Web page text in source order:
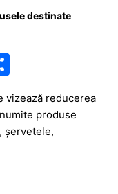
destinate
ta
je
vizează reducerea
produse
șervetele,